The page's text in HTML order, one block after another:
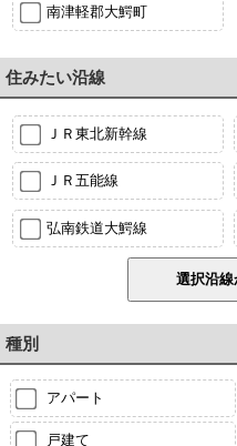
南津軽郡大鰐町
住みたい沿線
ＪＲ東北新幹線
ＪＲ五能線
弘南鉄道大鰐線
種別
アパート
戸建て